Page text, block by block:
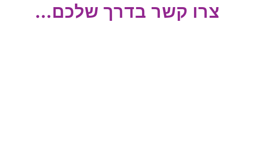
צרו קשר בדרך שלכם...